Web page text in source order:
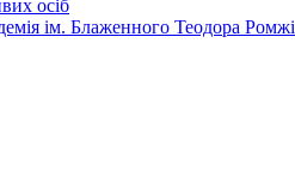
осіб
ім. Блаженного Теодора Ромжі